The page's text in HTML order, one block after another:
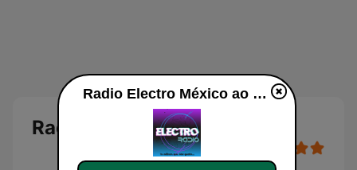
Radio Electro México
Radio Electro México ao vivo